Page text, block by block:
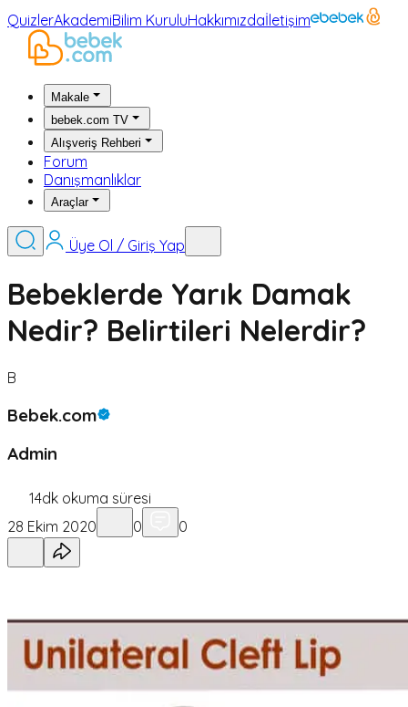
QuizlerAkademiBilim KuruluHakkımızdaİletişim
Makale
bebek.com TV
Alışveriş Rehberi
Forum
Danışmanlıklar
Araçlar
Üye Ol / Giriş Yap
Bebeklerde Yarık Damak
Nedir? Belirtileri Nelerdir?
B
Bebek.com
Admin
14dk okuma süresi
28 Ekim 2020
0 0